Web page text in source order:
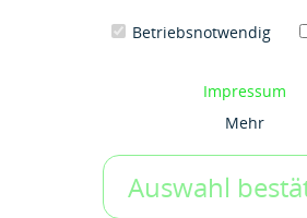
Betriebsnotwendig
Impressum
Mehr
Auswahl
g50045746
IN DEN